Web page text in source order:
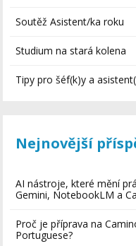
Soutěž Asistent/ka roku
Studium na stará kolena
Tipy pro šéf(k)y a
Nejnovější
AI nástroje, které mění
Gemini, NotebookLM a
Proč je příprava na
Portuguese?